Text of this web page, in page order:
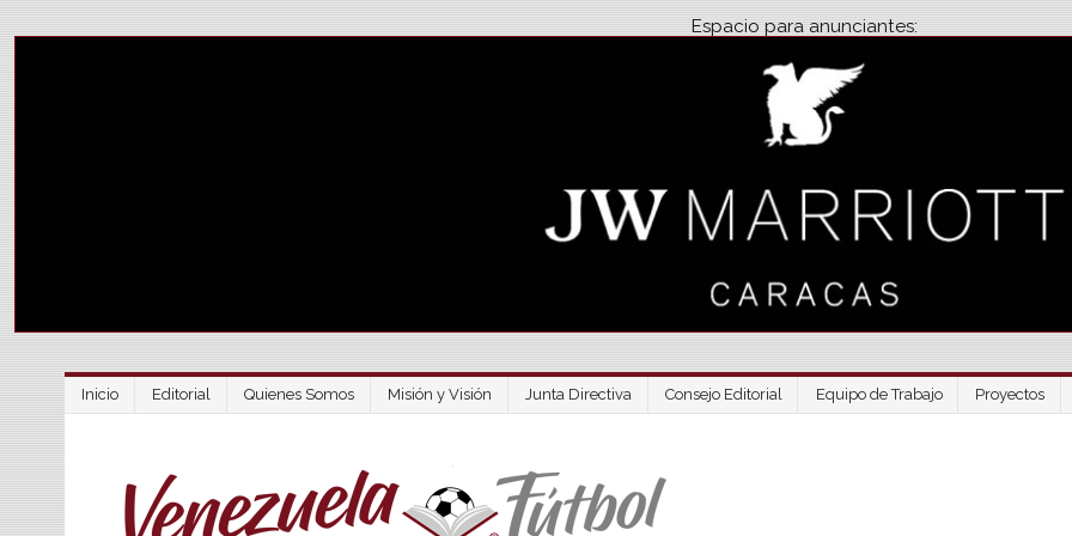
Espacio para anunciantes:
Inicio Editorial Quienes Somos Misión y Visión Junta Directiva Consejo Editorial Equipo de Trabajo Proyectos